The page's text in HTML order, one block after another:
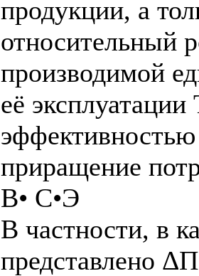
продукции, а
относительный
производимой
её
приращение
В• С•Э
В частности, в
представлено